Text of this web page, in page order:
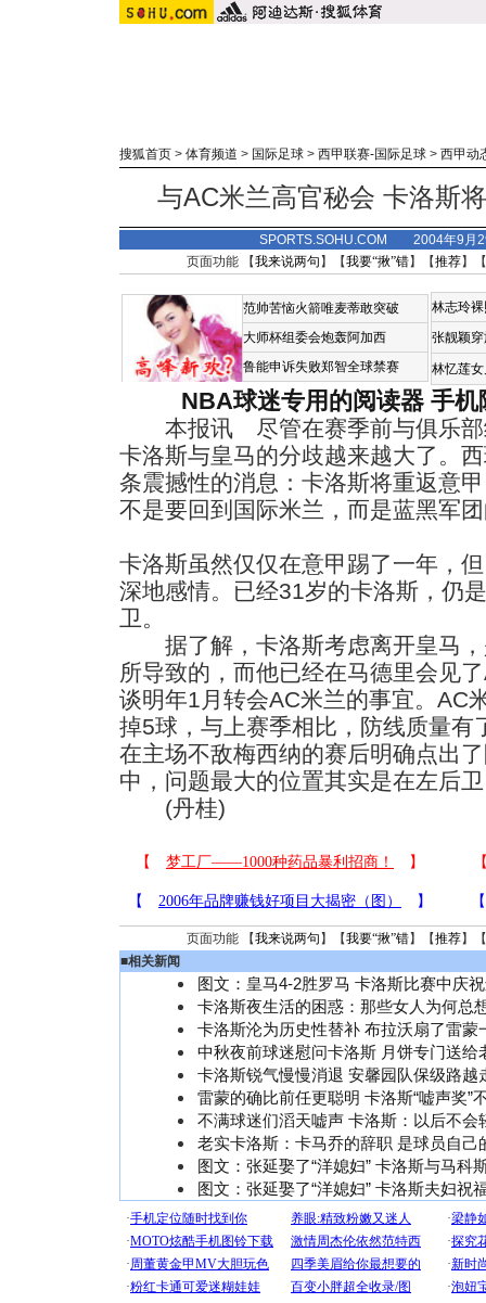
搜狐首页 > 体育频道 > 国际足球 > 西甲联赛-国际足球 > 西甲动
与AC米兰高官秘会 卡洛斯
SPORTS.SOHU.COM 2004年9月
页面功能 【我来说两句 】【我要“揪”错】【推荐】
范帅苦恼火箭唯麦蒂敢突破
大师杯组委会炮轰阿加西
鲁能申诉失败郑智全球禁赛
林志玲
张靓颖
林忆莲
NBA球迷专用的阅读器 手机
本报讯 尽管在赛季前与俱乐部
卡洛斯与皇马的分歧越来越大了。
条震撼性的消息：卡洛斯将重返意
不是要回到国际米兰，而是蓝黑军
卡洛斯虽然仅仅在意甲踢了一年，
深地感情。已经31岁的卡洛斯，仍
卫。
据了解，卡洛斯考虑离开皇马，
所导致的，而他已经在马德里会见
谈明年1月转会AC米兰的事宜。AC
掉5球，与上赛季相比，防线质量有
在主场不敌梅西纳的赛后明确点出
中，问题最大的位置其实是在左后
(丹桂)
页面功能 【我来说两句 】【我要“揪”错】【推荐】
■相关新闻
图文：皇马4-2胜罗马 卡洛斯比赛中庆
卡洛斯夜生活的困惑：那些女人为何总
卡洛斯沦为历史性替补 布拉沃扇了雷蒙
中秋夜前球迷慰问卡洛斯 月饼专门送给
卡洛斯锐气慢慢消退 安馨园队保级路越
雷蒙的确比前任更聪明 卡洛斯“嘘声奖”
不满球迷们滔天嘘声 卡洛斯：以后不会
老实卡洛斯：卡马乔的辞职 是球员自己
图文：张延娶了“洋媳妇” 卡洛斯与马科
图文：张延娶了“洋媳妇” 卡洛斯夫妇祝